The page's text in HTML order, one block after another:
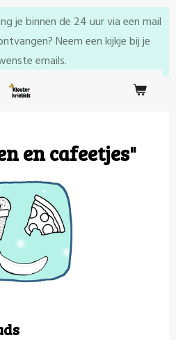
je binnen de 24 uur via een mail
Neem een kijkje bij je
emails.
en cafeetjes"